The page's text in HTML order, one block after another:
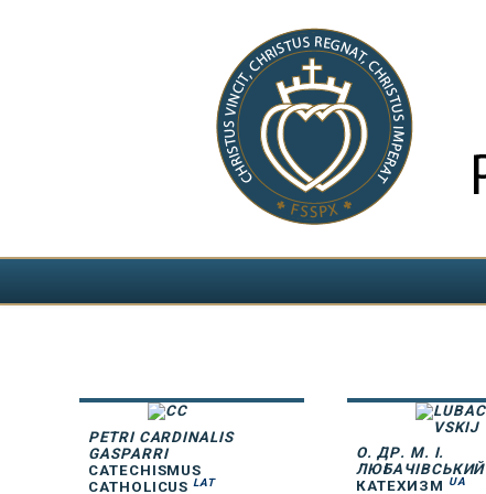
PETRI CARDINALIS
GASPARRI
CATECHISMUS
CATHOLICUSLAT
О. ДР. М. І.
ЛЮБАЧІВСЬКИЙ
КАТЕХИЗМ
UA